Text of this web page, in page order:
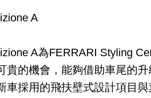
A
A為FERRARI Styling
貴的機會，能夠借助車尾的
車採用的飛扶壁式設計項目